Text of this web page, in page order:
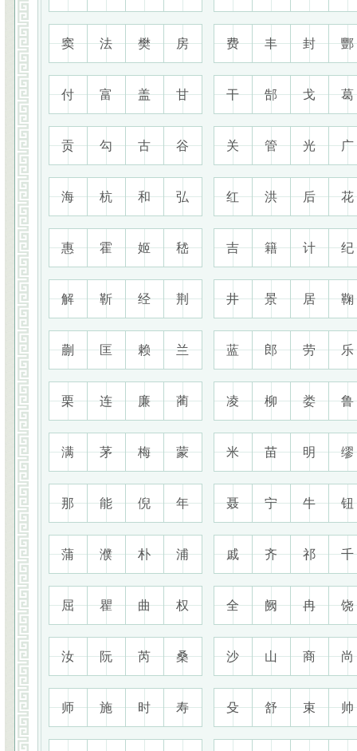
窦 法 樊 房 费 丰 封 酆
付 富 盖 甘 干 郜 戈 葛
贡 勾 古 谷 关 管 光 广
海 杭 和 弘 红 洪 后 花
惠 霍 姬 嵇 吉 籍 计 纪
解 靳 经 荆 井 景 居 鞠
蒯 匡 赖 兰 蓝 郎 劳 乐
栗 连 廉 蔺 凌 柳 娄 鲁
满 茅 梅 蒙 米 苗 明 缪
那 能 倪 年 聂 宁 牛 钮
蒲 濮 朴 浦 戚 齐 祁 千
屈 瞿 曲 权 全 阙 冉 饶
汝 阮 芮 桑 沙 山 商 尚
师 施 时 寿 殳 舒 束 帅